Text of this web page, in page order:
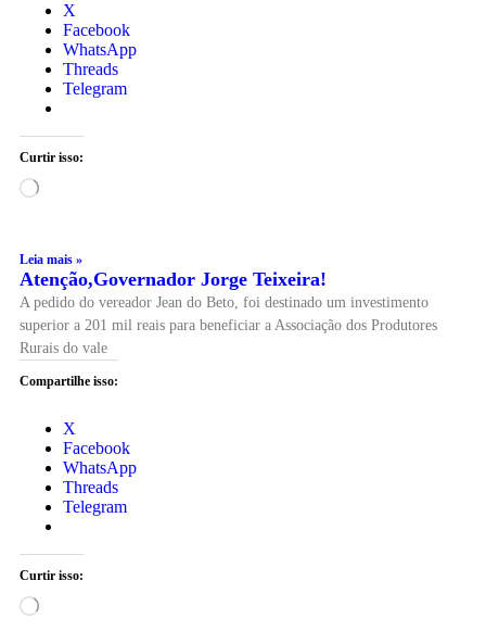
X
Facebook
WhatsApp
Threads
Telegram
Curtir isso:
Leia mais »
Atenção,Governador Jorge Teixeira!
A pedido do vereador Jean do Beto, foi destinado um investimento
superior a 201 mil reais para beneficiar a Associação dos Produtores
Rurais do vale
Compartilhe isso:
X
Facebook
WhatsApp
Threads
Telegram
Curtir isso: